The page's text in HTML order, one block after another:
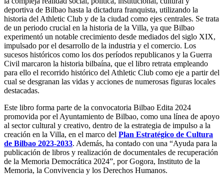
deportiva de Bilbao hasta la dictadura franquista, utilizando la
historia del Athletic Club y de la ciudad como ejes centrales. Se trata
de un periodo crucial en la historia de la Villa, ya que Bilbao
experimentó un notable crecimiento desde mediados del siglo XIX,
impulsado por el desarrollo de la industria y el comercio. Los
sucesos históricos como los dos períodos republicanos y la Guerra
Civil marcaron la historia bilbaína, que el libro retrata empleando
para ello el recorrido histórico del Athletic Club como eje a partir del
cual se desgranan las vidas y acciones de numerosas figuras locales
destacadas.
Este libro forma parte de la convocatoria Bilbao Edita 2024
promovida por el Ayuntamiento de Bilbao, como una línea de apoyo
al sector cultural y creativo, dentro de la estrategia de impulso a la
creación en la Villa, en el marco del Plan Estratégico de Cultura
de Bilbao 2023-2033. Además, ha contado con una “Ayuda para la
publicación de libros y realización de documentales de recuperación
de la Memoria Democrática 2024”, por Gogora, Instituto de la
Memoria, la Convivencia y los Derechos Humanos.